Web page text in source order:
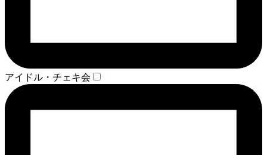
アイドル・チェキ会